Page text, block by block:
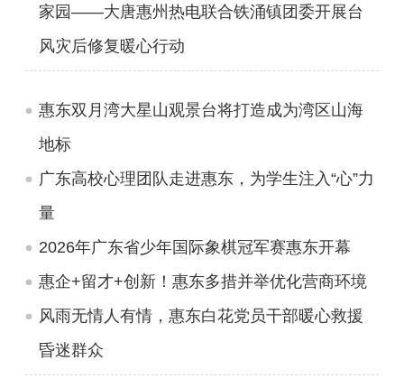
家园——大唐惠州热电联合铁涌镇团委开展台
风灾后修复暖心行动
惠东双月湾大星山观景台将打造成为湾区山海
地标
广东高校心理团队走进惠东，为学生注入“心”力
量
2026年广东省少年国际象棋冠军赛惠东开幕
惠企+留才+创新！惠东多措并举优化营商环境
风雨无情人有情，惠东白花党员干部暖心救援
昏迷群众